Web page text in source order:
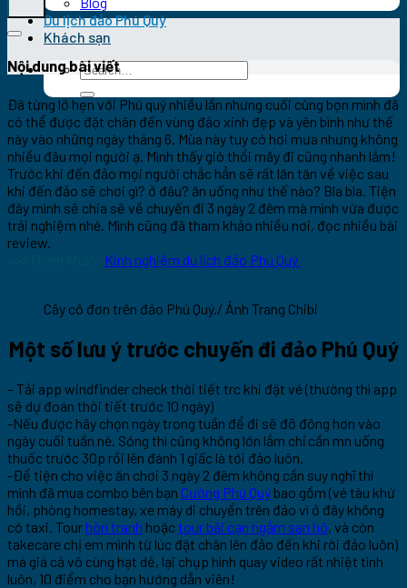
Du lịch đảo Phú Quý
Khách sạn
Nội dung bài viết
Đã từng lỡ hẹn với Phú quý nhiều lần nhưng cuối cùng bọn mình đã
có thể được đặt chân đến vùng đảo xinh đẹp và yên bình như thế
này vào những ngày tháng 6. Mùa này tuy có hơi mưa nhưng không
nhiều đâu mọi người ạ. Mình thấy gió thổi mây đi cũng nhanh lắm!
Trước khi đến đảo mọi người chắc hẳn sẽ rất lăn tăn về việc sau
khi đến đảo sẽ chơi gì? ở đâu? ăn uống như thế nào? Bla bla. Tiện
đây mình sẽ chia sẽ về chuyến đi 3 ngày 2 đêm mà mình vừa được
trải nghiệm nhé. Mình cũng đã tham khảo nhiều nơi, đọc nhiều bài
review.
Kinh nghiệm du lịch đảo Phú Quý
Cây cô đơn trên đảo Phú Quý./ Ảnh Trang Chibi
Một số lưu ý trước chuyến đi đảo Phú Quý
– Tải app windfinder check thời tiết trc khi đặt vé (thường thì app
sẽ dự đoán thời tiết trước 10 ngày)
-Nếu được hãy chọn ngày trong tuần để đi sẽ đỡ đông hơn vào
ngày cuối tuần nè. Sóng thì cũng không lớn lắm chỉ cần mn uống
thuốc trước 30p rồi lên đánh 1 giấc là tới đảo luôn.
-Để tiện cho việc ăn chơi 3 ngày 2 đêm không cần suy nghĩ thì
mình đã mua combo bên bạn Cường Phú Quý bao gồm (vé tàu khứ
hồi, phòng homestay, xe máy di chuyển trên đảo vì ở đây không
có taxi. Tour hòn tranh hoặc tour bãi cạn ngắm san hô, và còn
takecare chị em mình từ lúc đặt chân lên đảo đến khi rời đảo luôn)
mà giá cả vô cùng hạt dẻ, lại chụp hình quay video rất nhiệt tình
luôn, 10 điểm cho bạn hướng dẫn viên!